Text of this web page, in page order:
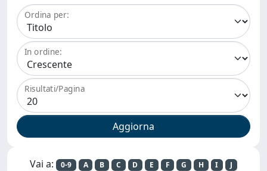
Ordina per:
In ordine:
Risultati/Pagina
Vai a: 0-9 A B C D E F G H I
J